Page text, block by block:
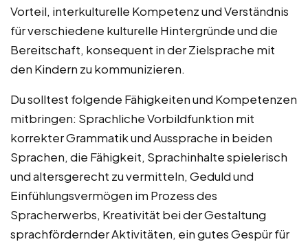
Vorteil, interkulturelle Kompetenz und Verständnis
für verschiedene kulturelle Hintergründe und die
Bereitschaft, konsequent in der Zielsprache mit
den Kindern zu kommunizieren.
Du solltest folgende Fähigkeiten und Kompetenzen
mitbringen: Sprachliche Vorbildfunktion mit
korrekter Grammatik und Aussprache in beiden
Sprachen, die Fähigkeit, Sprachinhalte spielerisch
und altersgerecht zu vermitteln, Geduld und
Einfühlungsvermögen im Prozess des
Spracherwerbs, Kreativität bei der Gestaltung
sprachfördernder Aktivitäten, ein gutes Gespür für